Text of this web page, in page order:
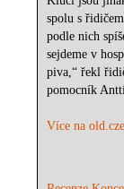
spolu s
podle nich
sejdeme v
piva,“ řekl
pomocník
Více na